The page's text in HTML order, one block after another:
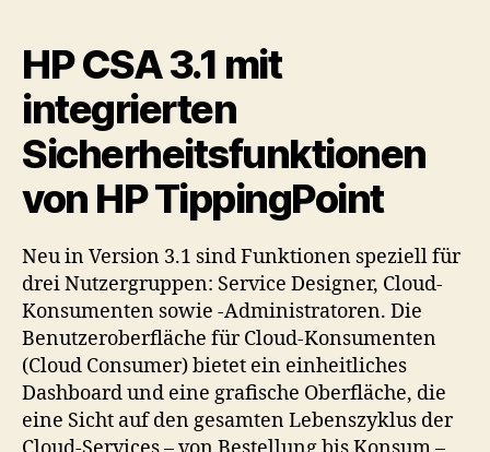
HP CSA 3.1 mit
integrierten
Sicherheitsfunktionen
von HP TippingPoint
Neu in Version 3.1 sind Funktionen speziell für
drei Nutzergruppen: Service Designer, Cloud-
Konsumenten sowie -Administratoren. Die
Benutzeroberfläche für Cloud-Konsumenten
(Cloud Consumer) bietet ein einheitliches
Dashboard und eine grafische Oberfläche, die
eine Sicht auf den gesamten Lebenszyklus der